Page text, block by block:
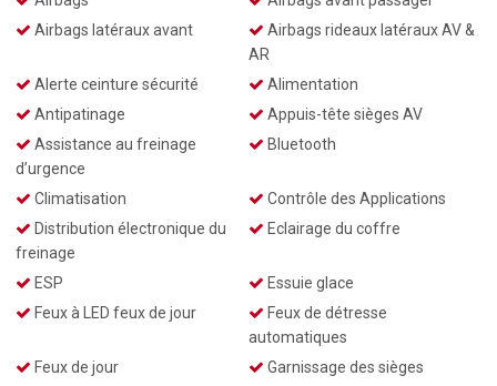
Airbags latéraux avant
Airbags rideaux latéraux AV &
AR
Alerte ceinture sécurité
Alimentation
Antipatinage
Appuis-tête sièges AV
Assistance au freinage
d’urgence
Bluetooth
Climatisation
Contrôle des Applications
Distribution électronique du
freinage
Eclairage du coffre
ESP
Essuie glace
Feux à LED feux de jour
Feux de détresse
automatiques
Feux de jour
Garnissage des sièges